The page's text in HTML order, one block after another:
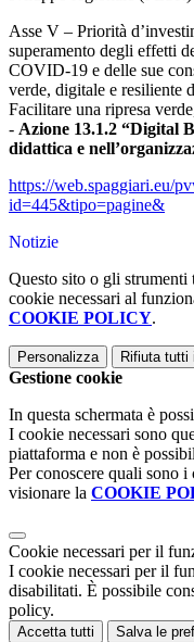
Asse V – Priorità
superamento degli effetti
COVID-19 e delle sue
verde, digitale e resiliente
Facilitare una ripresa
- Azione 13.1.2 “Digital
didattica e
https://web.spaggiari.eu/
id=445&tipo=pagine&
Notizie
Questo sito o gli
cookie necessari al
COOKIE POLICY.
Personalizza Rifiuta tutti
Gestione cookie
In questa schermata è
I cookie necessari sono
piattaforma e non è
Per conoscere quali sono
visionare la COOKIE
Cookie necessari per il
I cookie necessari per il
disabilitati. È possibile
policy.
Accetta tutti Salva le